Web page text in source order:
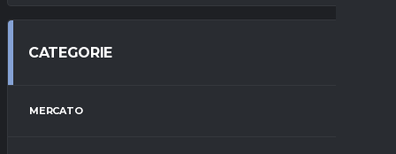
CATEGORIE
MERCATO